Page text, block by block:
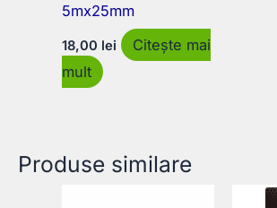
5mx25mm
18,00 lei
Citește mai
mult
Produse similare